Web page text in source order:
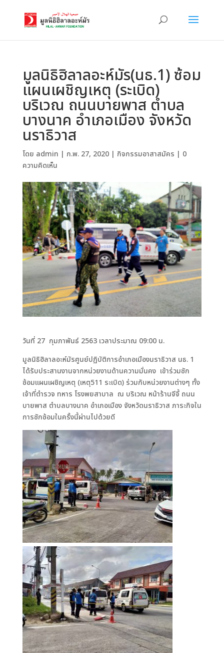
มูลนิธิฮิลาลอะห์มัร(นธ.1) ซ้อม
แผนเผชิญเหตุ (ระเบิด)
บริเวณ ถนนบายพาส ตำบล
บางนาค อำเภอเมือง จังหวัด
นราธิวาส
โดย admin | ก.พ. 27, 2020| กิจกรรมอาสาสมัคร | 0
ความคิดเห็น
วันที่ 27 กุมภาพันธ์ 2563 เวลาประมาณ 09:00 น.
มูลนิธิฮิลาลอะห์มัรศูนย์ปฏิบัติการอำเภอเมืองนราธิวาส นธ. 1
ได้รับประสานงานจากหน่วยงานด้านความมั่นคง เข้าร่วมซัก
ซ้อมแผนเผชิญเหตุ (เหตุ511 ระเบิด) ร่วมกับหน่วยงานต่างๆ ทั้ง
เจ้าที่ตำรวจ ทหาร โรงพยสาบาล ณ บริเวณ หน้าร้านจีจี้ ถนน
บายพาส ตำบลบางนาค อำเภอเมือง จังหวัดนราธิวาส ภาระกิจใน
การซักซ้อมในครั้งนี้ผ่านไปด้วยดี